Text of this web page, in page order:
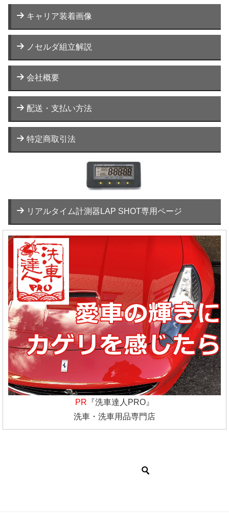
キャリア装着画像
ノセルダ組立解説
会社概要
配送・支払い方法
特定商取引法
リアルタイム計測器LAP SHOT専用ページ
PR 『洗車達人PRO』
洗車・洗車用品専門店